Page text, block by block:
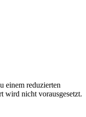
einem reduzierten
wird nicht vorausgesetzt.